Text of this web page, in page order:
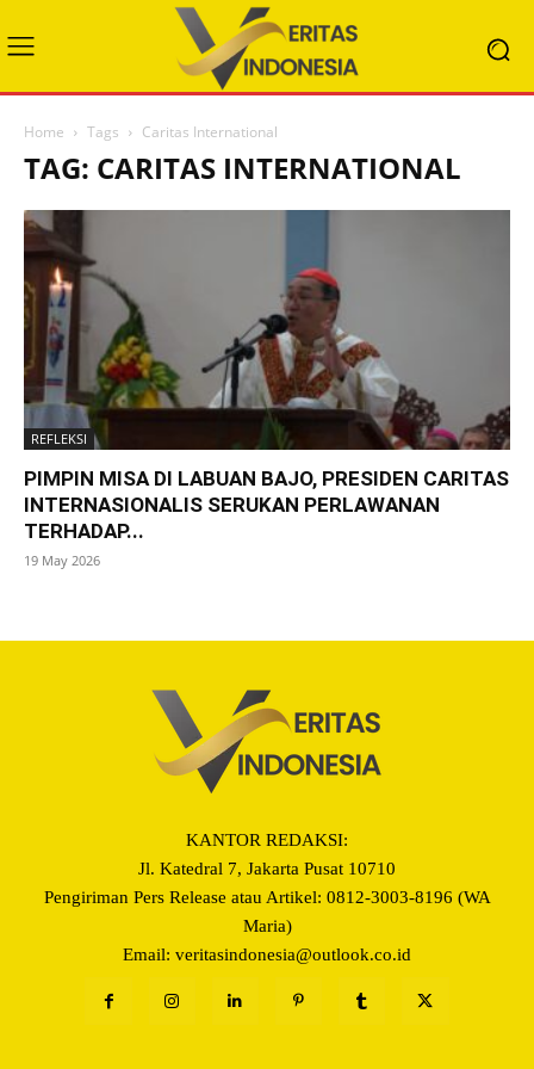
Home Tags Caritas International
TAG: CARITAS INTERNATIONAL
REFLEKSI
PIMPIN MISA DI LABUAN BAJO, PRESIDEN CARITAS
INTERNASIONALIS SERUKAN PERLAWANAN
TERHADAP...
19 May 2026
KANTOR REDAKSI:
Jl. Katedral 7, Jakarta Pusat 10710
Pengiriman Pers Release atau Artikel: 0812-3003-8196 (WA
Maria)
Email: veritasindonesia@outlook.co.id